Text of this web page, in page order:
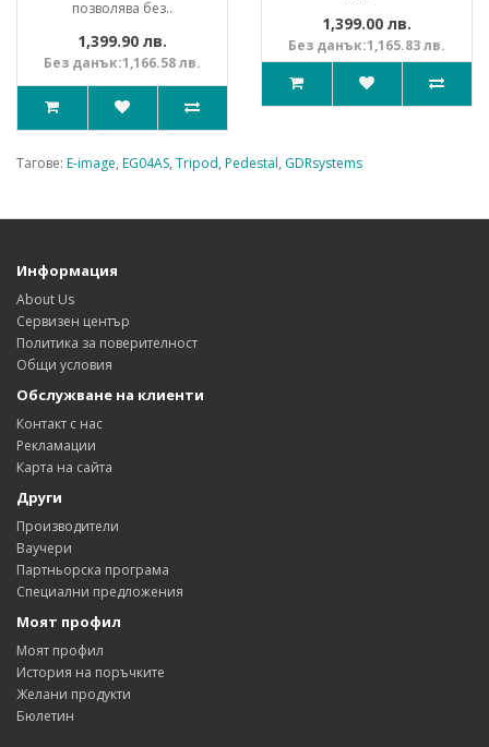
позволява без..
1,399.90 лв.
Без данък:1,166.58 лв.
1,399.00 лв.
Без данък:1,165.83 лв.
Тагове: E-image, EG04AS, Tripod, Pedestal, GDRsystems
Информация
About Us
Сервизен център
Политика за поверителност
Общи условия
Обслужване на клиенти
Контакт с нас
Рекламации
Карта на сайта
Други
Производители
Ваучери
Партньорска програма
Специални предложения
Моят профил
Моят профил
История на поръчките
Желани продукти
Бюлетин